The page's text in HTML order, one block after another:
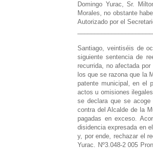
Santiago, veintiséis de
siguiente sentencia de
recurrida, no afectada
los que se razona que la
patente municipal, en el
actos u omisiones
se declara que se
contra del Alcalde de la
pagadas en exceso.
disidencia expresada en
y, por ende, rechazar el
Yurac. Nº3.048-2 005